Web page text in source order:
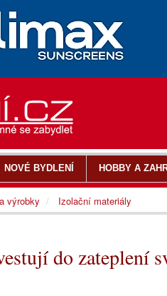
do zateplení
NOVÉ BYDLENÍ HOBBY A
výrobky Izolační materiály